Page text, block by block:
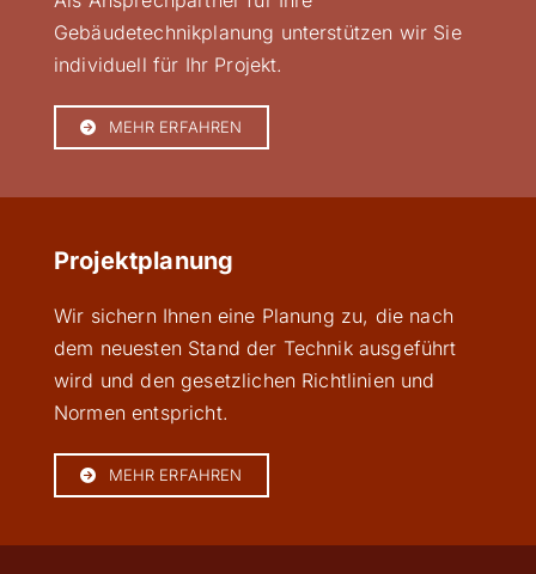
Gebäudetechnikplanung unterstützen wir Sie
individuell für Ihr Projekt.
MEHR ERFAHREN
Projektplanung
Wir sichern Ihnen eine Planung zu, die nach
dem neuesten Stand der Technik ausgeführt
wird und den gesetzlichen Richtlinien und
Normen entspricht.
MEHR ERFAHREN